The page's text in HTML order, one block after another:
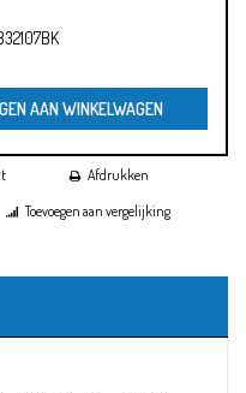
AAN WINKELWAGEN
Afdrukken
Toevoegen aan vergelijking